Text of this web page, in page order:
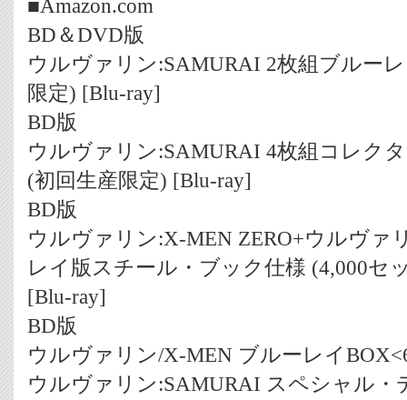
■Amazon.com
BD＆DVD版
ウルヴァリン:SAMURAI 2枚組ブルー
限定) [Blu-ray]
BD版
ウルヴァリン:SAMURAI 4枚組コレク
(初回生産限定) [Blu-ray]
BD版
ウルヴァリン:X-MEN ZERO+ウルヴァ
レイ版スチール・ブック仕様 (4,000セ
[Blu-ray]
BD版
ウルヴァリン/X-MEN ブルーレイ
ウルヴァリン:SAMURAI スペシャル・